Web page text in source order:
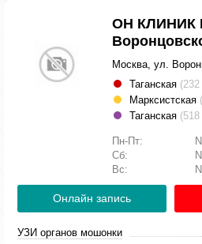
ОН КЛИНИК
Москва, ул.
Таганская
Марксистская
Таганская
Пн-Пт:
Сб:
Вс:
Онлайн запись
УЗИ органов мошонки